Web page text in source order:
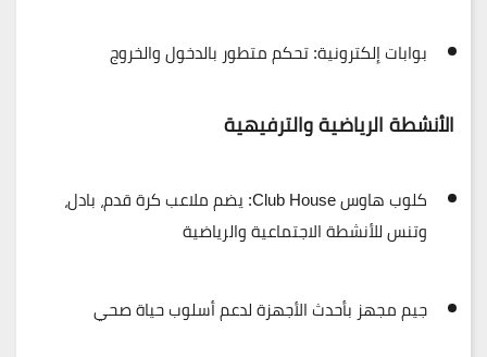
بوابات إلكترونية:تحكم متطور بالدخول والخروج
الأنشطة الرياضية والترفيهية
كلوب هاوس Club House:
يضم ملاعب كرة قدم، بادل،
وتنس للأنشطة الاجتماعية والرياضية
جيم مجهز بأحدث الأجهزةلدعم أسلوب حياة صحي